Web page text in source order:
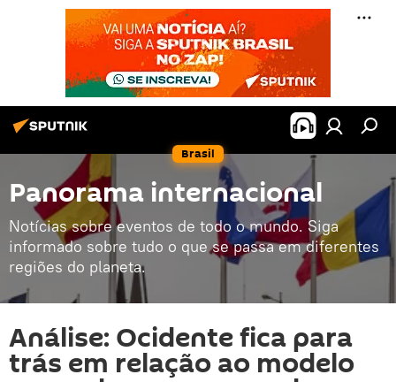
Brasil
Panorama internacional
Notícias sobre eventos de todo o mundo. Siga
informado sobre tudo o que se passa em diferentes
regiões do planeta.
Análise: Ocidente fica para
trás em relação ao modelo